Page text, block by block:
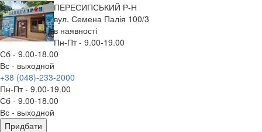
ПЕРЕСИПСЬКИЙ Р-Н
вул. Семена Палія 100/3
в наявності
Пн-Пт - 9.00-19.00
Сб - 9.00-18.00
Вс - выходной
+38 (048)-233-2000
Пн-Пт - 9.00-19.00
Сб - 9.00-18.00
Вс - выходной
Придбати